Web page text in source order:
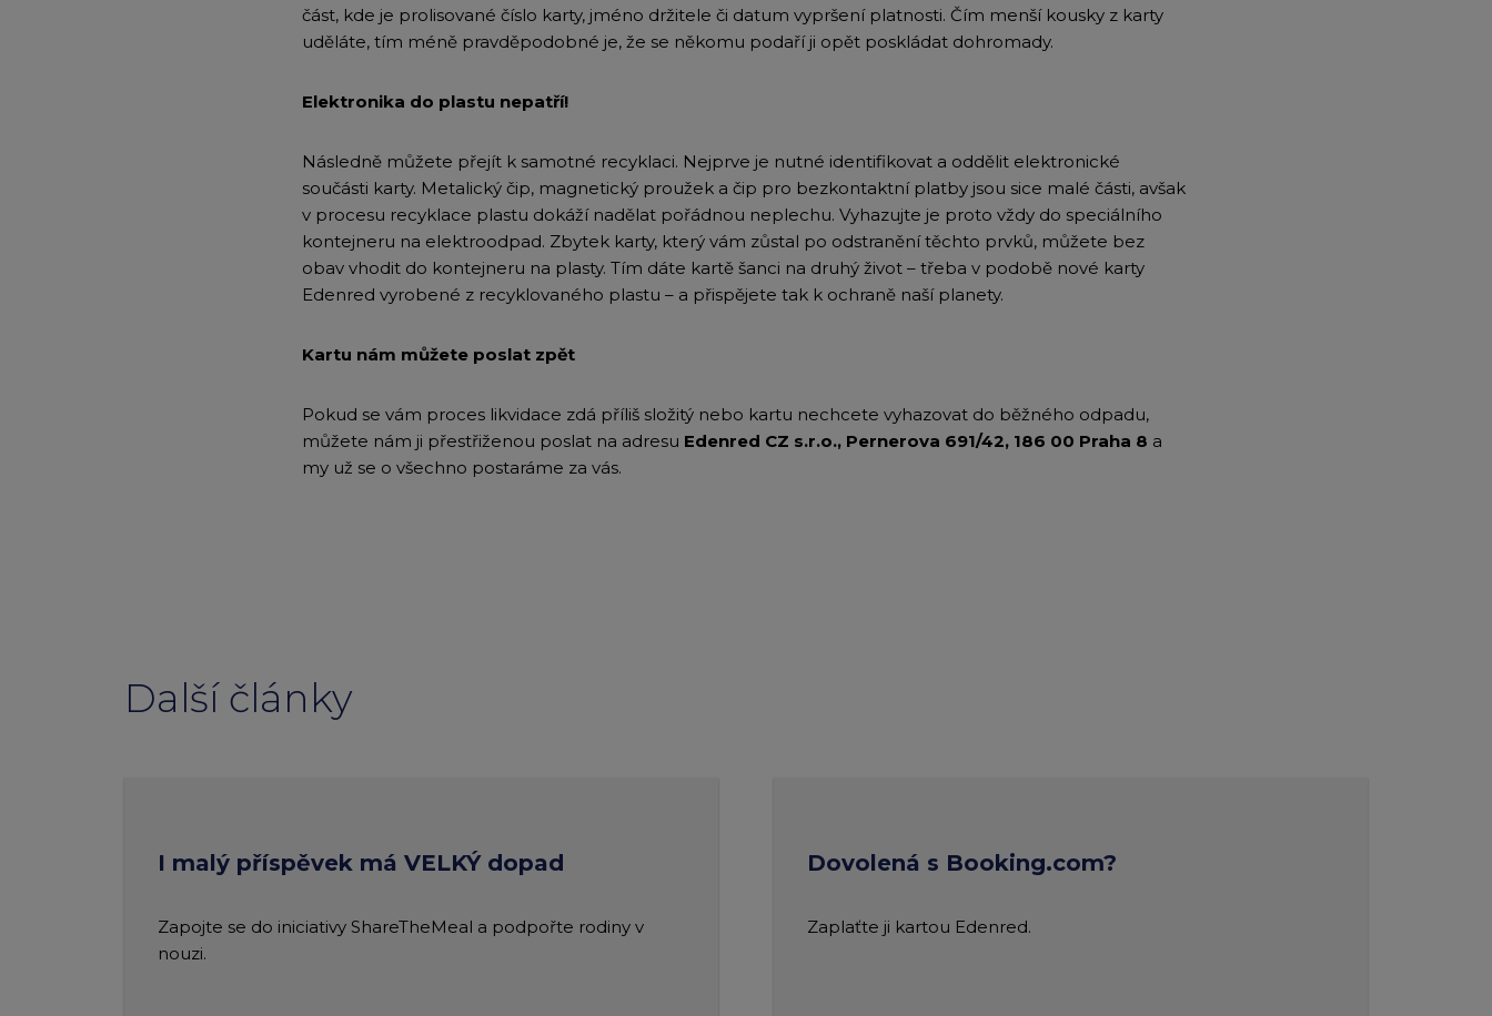
část, kde je prolisované číslo karty, jméno držitele či datum vypršení platnosti. Čím menší kousky z karty
uděláte, tím méně pravděpodobné je, že se někomu podaří ji opět poskládat dohromady.
Elektronika do plastu nepatří!
Následně můžete přejít k samotné recyklaci. Nejprve je nutné identifikovat a oddělit elektronické
součásti karty. Metalický čip, magnetický proužek a čip pro bezkontaktní platby jsou sice malé části, avšak
v procesu recyklace plastu dokáží nadělat pořádnou neplechu. Vyhazujte je proto vždy do speciálního
kontejneru na elektroodpad. Zbytek karty, který vám zůstal po odstranění těchto prvků, můžete bez
obav vhodit do kontejneru na plasty. Tím dáte kartě šanci na druhý život – třeba v podobě nové karty
Edenred vyrobené z recyklovaného plastu – a přispějete tak k ochraně naší planety.
Kartu nám můžete poslat zpět
Pokud se vám proces likvidace zdá příliš složitý nebo kartu nechcete vyhazovat do běžného odpadu,
můžete nám ji přestřiženou poslat na adresu Edenred CZ s.r.o., Pernerova 691/42, 186 00 Praha 8 a
my už se o všechno postaráme za vás.
Další články
I malý příspěvek má VELKÝ dopad
Zapojte se do iniciativy ShareTheMeal a podpořte rodiny v
nouzi.
Dovolená s Booking.com?
Zaplaťte ji kartou Edenred.